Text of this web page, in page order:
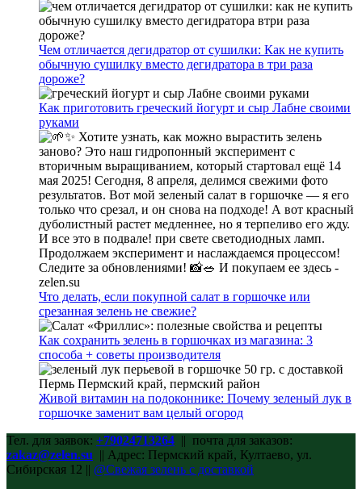
Чем отличается дегидратор от сушилки: Как не купить
обычную сушилку вместо дегидратора в три раза
дороже?
Как приготовить греческий йогурт и сыр Лабне своими
руками
Что делать, если покупной салат в горшочке или
срезанная зелень не свежие?
Как сохранить зелень в горшочках из магазина: 3
способа + советы производителя
Живой витамин на подоконнике: Почему зеленый лук в
горшочке заменит вам целый огород
Тел. для заявок: +79024713264 || почта для заказов:
zakaz@zelen.su || Адрес: Пермский край, Култаево, ул.
Сибирская 12 || @Свежая зелень с доставкой